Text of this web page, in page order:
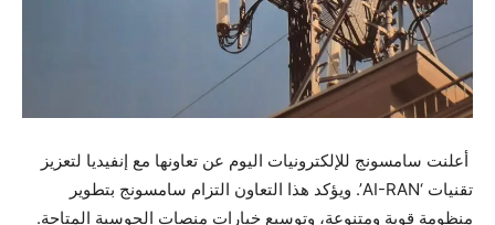
أعلنت سامسونج للإلكترونيات اليوم عن تعاونها مع إنفيديا لتعزيز
تقنيات ‘AI-RAN’. ويؤكد هذا التعاون التزام سامسونج بتطوير
منظومة قوية ومتنوعة، وتوسيع خيارات منصات الحوسبة المتاحة.